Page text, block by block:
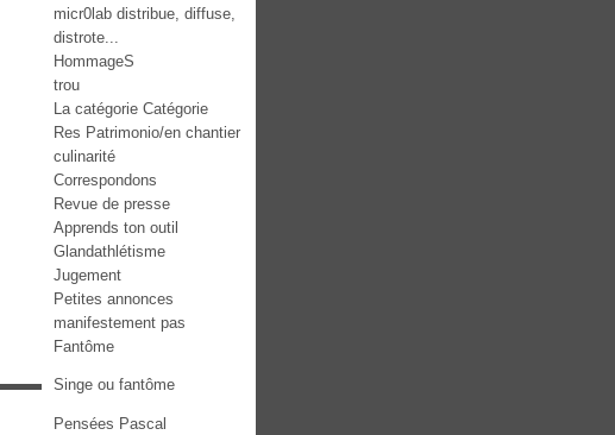
micr0lab distribue, diffuse,
distrote...
HommageS
trou
La catégorie Catégorie
Res Patrimonio/en chantier
culinarité
Correspondons
Revue de presse
Apprends ton outil
Glandathlétisme
Jugement
Petites annonces
manifestement pas
Fantôme
Singe ou fantôme
Pensées Pascal